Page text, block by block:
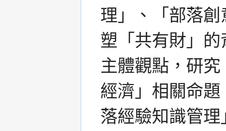
理」、「部落
塑「共有財」
主體觀點，研
經濟」相關命
落經驗知識管